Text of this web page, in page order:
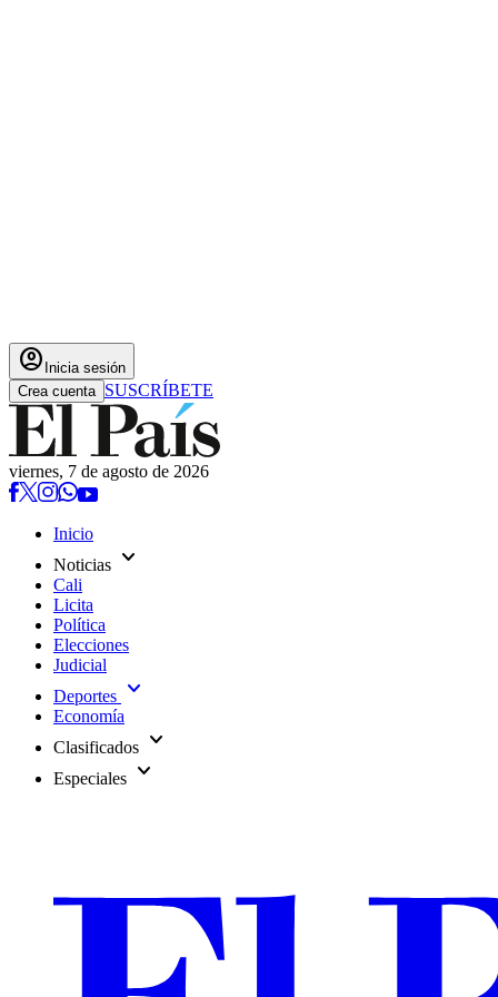
account_circle Inicia sesión
Crea cuenta SUSCRÍBETE
viernes, 7 de agosto de 2026
Inicio
Noticias expand_more
Cali
Licita
Política
Elecciones
Judicial
Deportes expand_more
Economía
Clasificados expand_more
Especiales expand_more